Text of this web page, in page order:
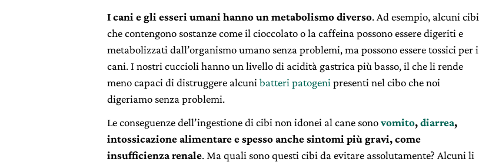
I cani e gli esseri umani hanno un metabolismo diverso. Ad esempio, alcuni cibi
che contengono sostanze come il cioccolato o la caffeina possono essere digeriti e
metabolizzati dall’organismo umano senza problemi, ma possono essere tossici per i
cani. I nostri cuccioli hanno un livello di acidità gastrica più basso, il che li rende
meno capaci di distruggere alcuni batteri patogeni presenti nel cibo che noi
digeriamo senza problemi.
Le conseguenze dell’ingestione di cibi non idonei al cane sonovomito,diarrea,
intossicazione alimentare e spesso anche sintomi più gravi, come
insufficienza renale. Ma quali sono questi cibi da evitare assolutamente? Alcuni li